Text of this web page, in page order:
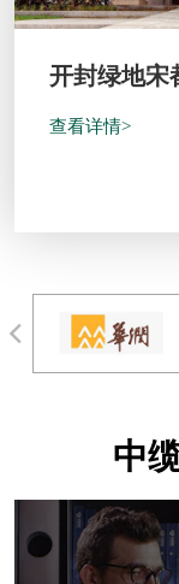
开封绿地宋
查看详情>
中